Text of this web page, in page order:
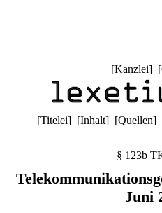
[Kanzlei] [
[Titelei] [Inhalt] [Quellen]
§ 123b
Juni